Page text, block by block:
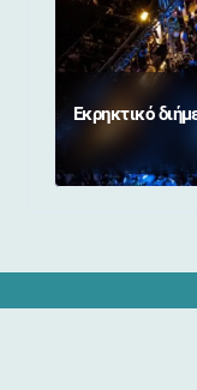
Εκρηκτικό